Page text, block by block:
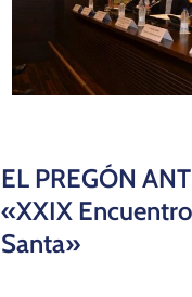
EL PREGÓN
«XXIX
Santa»